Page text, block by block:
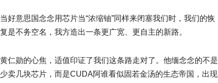
当好意思国念念用芯片当“浓缩铀”同样来闭塞我们时，我们的恢
复是不务空名，我方造出一条更广宽、更自主的新路。
黄仁勋的心焦，适值印证了我们这条路走对了。他缅念念的不是
少卖几块芯片，而是CUDA阿谁看似固若金汤的生态帝国，出现